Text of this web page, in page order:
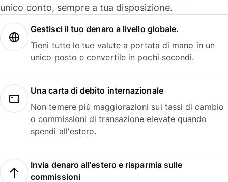
unico conto, sempre a tua disposizione.
Gestisci il tuo denaro a livello globale.
Tieni tutte le tue valute a portata di mano in un
unico posto e convertile in pochi secondi.
Una carta di debito internazionale
Non temere più maggiorazioni sui tassi di cambio
o commissioni di transazione elevate quando
spendi all'estero.
Invia denaro all'estero e risparmia sulle
commissioni